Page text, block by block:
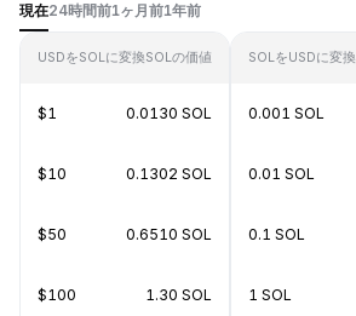
現在24時間前1ヶ月前1年前
USDをSOLに変換SOLの価値
$1 0.0130 SOL
$10 0.1302 SOL
$50 0.6510 SOL
$100 1.30 SOL
SOLをUSDに変換
0.001 SOL
0.01 SOL
0.1 SOL
1 SOL